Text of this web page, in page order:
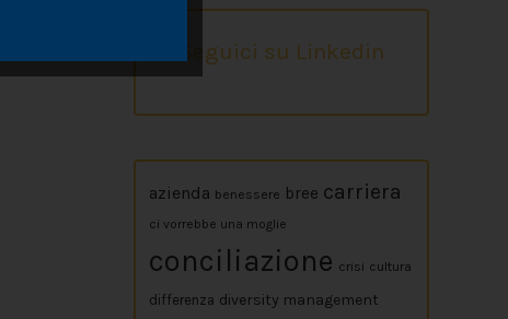
Seguici su Linkedin
azienda benessere bree carriera
ci vorrebbe una moglie
conciliazione crisi cultura
differenza diversity management